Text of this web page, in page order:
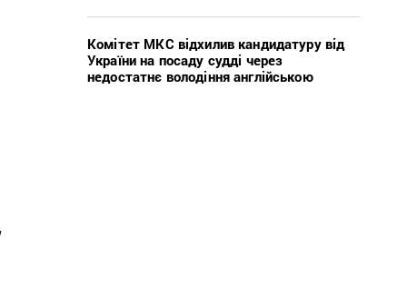
Комітет МКС відхилив кандидатуру від
України на посаду судді через
недостатнє володіння англійською